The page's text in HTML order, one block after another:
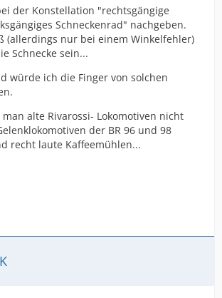
der Konstellation "rechtsgängige
Schneckenrad" nachgeben.
(allerdings nur bei einem Winkelfehler)
Schnecke sein...
würde ich die Finger von solchen
alte Rivarossi- Lokomotiven nicht
der BR 96 und 98
recht laute Kaffeemühlen...